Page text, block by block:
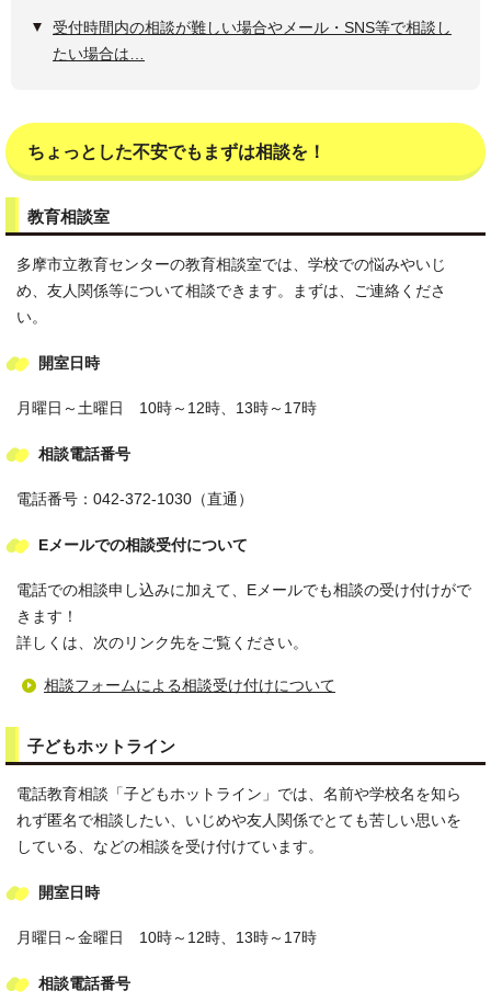
受付時間内の相談が難しい場合やメール・SNS等で相談し
たい場合は…
ちょっとした不安でもまずは相談を！
教育相談室
多摩市立教育センターの教育相談室では、学校での悩みやいじ
め、友人関係等について相談できます。まずは、ご連絡くださ
い。
開室日時
月曜日～土曜日 10時～12時、13時～17時
相談電話番号
電話番号：042-372-1030（直通）
Eメールでの相談受付について
電話での相談申し込みに加えて、Eメールでも相談の受け付けがで
きます！
詳しくは、次のリンク先をご覧ください。
相談フォームによる相談受け付けについて
子どもホットライン
電話教育相談「子どもホットライン」では、名前や学校名を知ら
れず匿名で相談したい、いじめや友人関係でとても苦しい思いを
している、などの相談を受け付けています。
開室日時
月曜日～金曜日 10時～12時、13時～17時
相談電話番号